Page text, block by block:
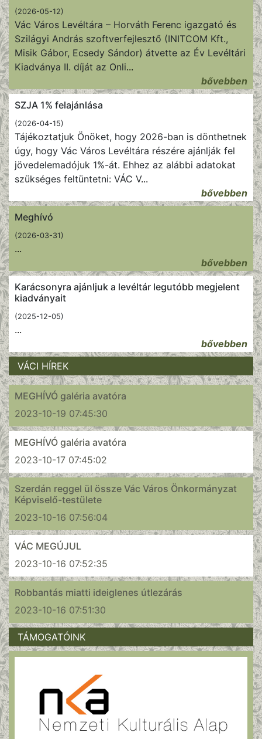
(2026-05-12)
Vác Város Levéltára – Horváth Ferenc igazgató és
Szilágyi András szoftverfejlesztő (INITCOM Kft.,
Misik Gábor, Ecsedy Sándor) átvette az Év Levéltári
Kiadványa II. díját az Onli...
bővebben
SZJA 1% felajánlása
(2026-04-15)
Tájékoztatjuk Önöket, hogy 2026-ban is dönthetnek
úgy, hogy Vác Város Levéltára részére ajánlják fel
jövedelemadójuk 1%-át. Ehhez az alábbi adatokat
szükséges feltüntetni: VÁC V...
bővebben
Meghívó
(2026-03-31)
...
bővebben
Karácsonyra ajánljuk a levéltár legutóbb megjelent
kiadványait
(2025-12-05)
...
bővebben
VÁCI HÍREK
MEGHÍVÓ galéria avatóra
2023-10-19 07:45:30
MEGHÍVÓ galéria avatóra
2023-10-17 07:45:02
Szerdán reggel ül össze Vác Város Önkormányzat
Képviselő-testülete
2023-10-16 07:56:04
VÁC MEGÚJUL
2023-10-16 07:52:35
Robbantás miatti ideiglenes útlezárás
2023-10-16 07:51:30
TÁMOGATÓINK